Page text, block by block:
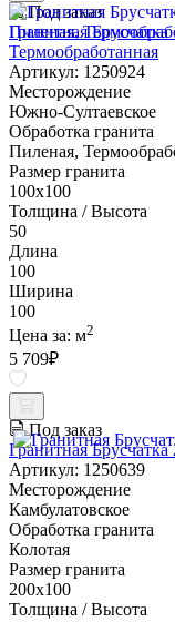
Под заказ
Гранитная
Термообработанная
Артикул: 1250924
Месторождение
Южно-Султаевское
Обработка гранита
Пиленая,
Размер гранита
100х100
Толщина / Высота
50
Длина
100
Ширина
100
Цена за: м2
5 709₽
Под заказ
Гранитная
Артикул: 1250639
Месторождение
Камбулатовское
Обработка гранита
Колотая
Размер гранита
200х100
Толщина / Высота